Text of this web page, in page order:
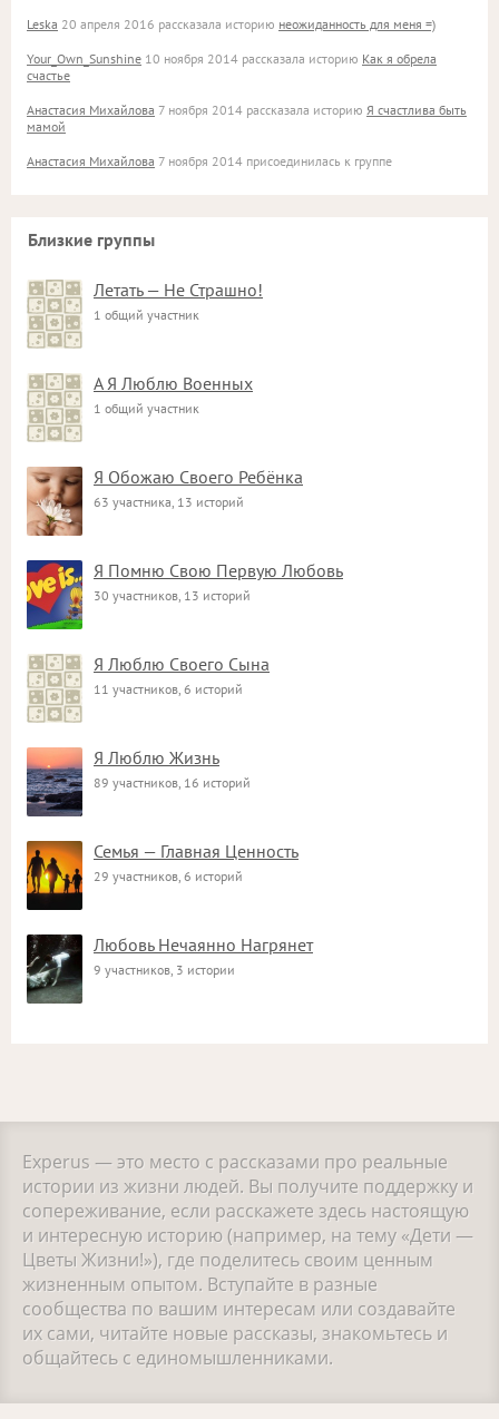
Leska 20 апреля 2016 рассказала историю неожиданность для меня =)
Your_Own_Sunshine 10 ноября 2014 рассказала историю Как я обрела
счастье
Анастасия Михайлова 7 ноября 2014 рассказала историю Я счастлива быть
мамой
Анастасия Михайлова 7 ноября 2014 присоединилась к группе
Близкие группы
Летать — Не Страшно!
1 общий участник
А Я Люблю Военных
1 общий участник
Я Обожаю Своего Ребёнка
63 участника, 13 историй
Я Помню Свою Первую Любовь
30 участников, 13 историй
Я Люблю Своего Сына
11 участников, 6 историй
Я Люблю Жизнь
89 участников, 16 историй
Семья — Главная Ценность
29 участников, 6 историй
Любовь Нечаянно Нагрянет
9 участников, 3 истории
Experus — это место с рассказами про реальные
истории из жизни людей. Вы получите поддержку и
сопереживание, если расскажете здесь настоящую
и интересную историю (например, на тему «Дети —
Цветы Жизни!»), где поделитесь своим ценным
жизненным опытом. Вступайте в разные
сообщества по вашим интересам или создавайте
их сами, читайте новые рассказы, знакомьтесь и
общайтесь с единомышленниками.